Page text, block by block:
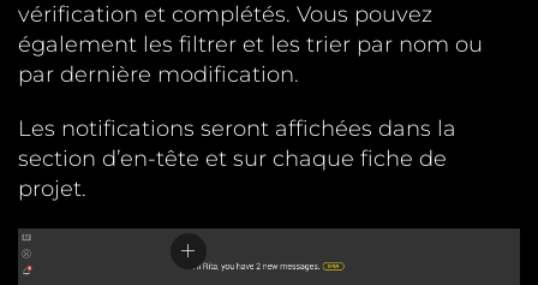
vérification et complétés. Vous pouvez
également les filtrer et les trier par nom ou
par dernière modification.
Les notifications seront affichées dans la
section d’en-tête et sur chaque fiche de
projet.